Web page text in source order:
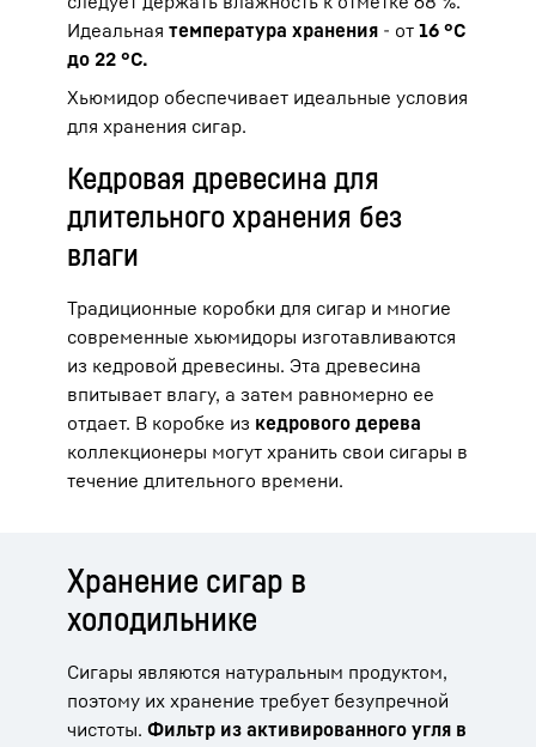
Идеальная температура хранения - от 16 °C
до 22 °C.
Хьюмидор обеспечивает идеальные условия
для хранения сигар.
Кедровая древесина для
длительного хранения без
влаги
Традиционные коробки для сигар и многие
современные хьюмидоры изготавливаются
из кедровой древесины. Эта древесина
впитывает влагу, а затем равномерно ее
отдает. В коробке из кедрового дерева
коллекционеры могут хранить свои сигары в
течение длительного времени.
Хранение сигар в
холодильнике
Сигары являются натуральным продуктом,
поэтому их хранение требует безупречной
чистоты. Фильтр из активированного угля в